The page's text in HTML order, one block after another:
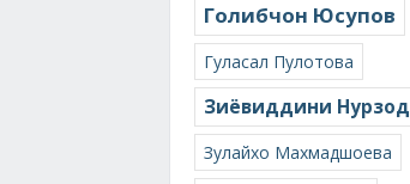
Голибчон Юсупов
Гуласал Пулотова
Зиёвиддини Нурзод
Зулайхо Махмадшоева